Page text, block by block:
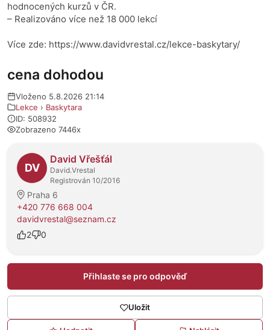
cena dohodou
Vloženo 5.8.2026 21:14
Lekce › Baskytara
ID: 508932
Zobrazeno 7446x
O prodejci
DV
David Vřešťál
David.Vrestal
Registrován 10/2016
Praha 6
+420 776 668 004
davidvrestal@seznam.cz
2
0
Přihlaste se pro odpověď
Uložit
hodnocených kurzů v ČR.
– Realizováno více než 18 000 lekcí
Více zde: https://www.davidvrestal.cz/lekce-baskytary/